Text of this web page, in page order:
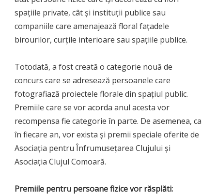
spațiile private, cât și instituții publice sau
companiile care amenajează floral fațadele
birourilor, curțile interioare sau spațiile publice.
Totodată, a fost creată o categorie nouă de
concurs care se adresează persoanele care
fotografiază proiectele florale din spațiul public.
Premiile care se vor acorda anul acesta vor
recompensa fie categorie în parte. De asemenea, ca
în fiecare an, vor exista și premii speciale oferite de
Asociația pentru Înfrumusețarea Clujului și
Asociația Clujul Comoară.
Premiile pentru persoane fizice vor răsplăti: